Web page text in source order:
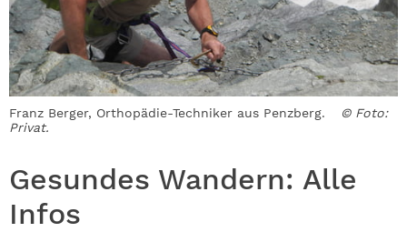
Franz Berger, Orthopädie-Techniker aus Penzberg.
© Foto:
Privat.
Gesundes Wandern: Alle
Infos